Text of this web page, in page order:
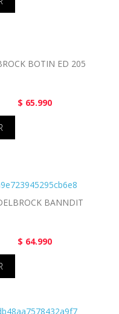
BOTIN ED 205
$ 65.990
BANNDIT
$ 64.990